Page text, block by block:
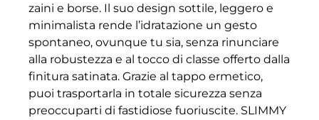
zaini e borse. Il suo design sottile, leggero e
minimalista rende l’idratazione un gesto
spontaneo, ovunque tu sia, senza rinunciare
alla robustezza e al tocco di classe offerto dalla
finitura satinata. Grazie al tappo ermetico,
puoi trasportarla in totale sicurezza senza
preoccuparti di fastidiose fuoriuscite. SLIMMY